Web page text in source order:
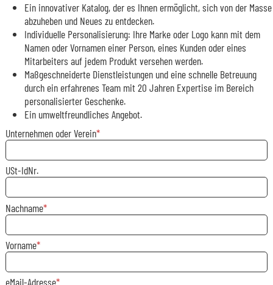
Ein innovativer Katalog, der es Ihnen ermöglicht, sich von der Masse
abzuheben und Neues zu entdecken.
Individuelle Personalisierung: Ihre Marke oder Logo kann mit dem
Namen oder Vornamen einer Person, eines Kunden oder eines
Mitarbeiters auf jedem Produkt versehen werden.
Maßgeschneiderte Dienstleistungen und eine schnelle Betreuung
durch ein erfahrenes Team mit 20 Jahren Expertise im Bereich
personalisierter Geschenke.
Ein umweltfreundliches Angebot.
Unternehmen oder Verein
USt-IdNr.
Nachname
Vorname
eMail-Adresse